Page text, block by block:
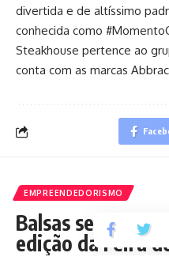
divertida e de altíssimo
conhecida como
Steakhouse pertence ao
conta com as marcas
EMPREENDEDORISMO
Balsas se
edição da Feira